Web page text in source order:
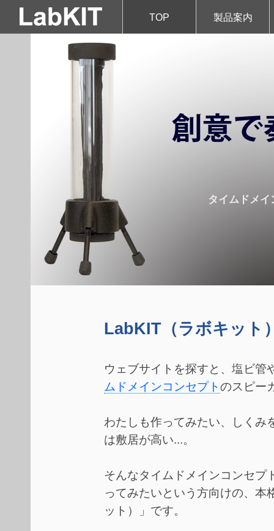
TOP 製品案内
タイムドメ
LabKIT（ラボキット
ウェブサイトを探すと、塩ビ管
ムドメインコンセプトのスピー
わたしも作ってみたい、しくみ
は敷居が高い...。
そんなタイムドメインコンセプ
ってみたいという方向けの、
ット）」です。